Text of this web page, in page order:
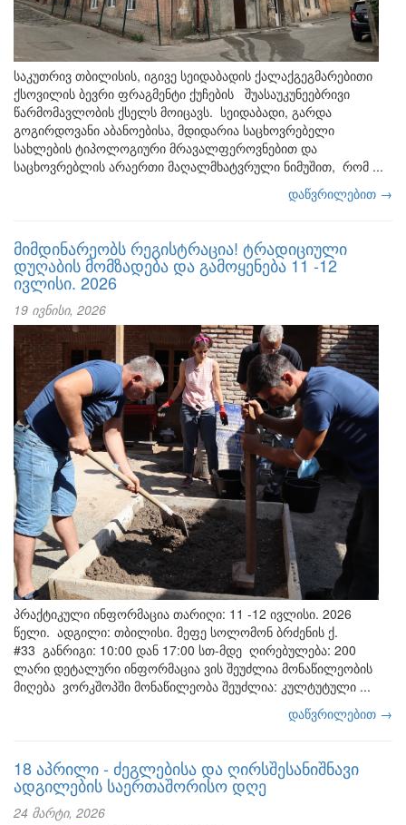
საკუთრივ თბილისის, იგივე სეიდაბადის ქალაქგეგმარებითი
ქსოვილის ბევრი ფრაგმენტი ქუჩების შუასაუკუნეებრივი
წარმომავლობის ქსელს მოიცავს. სეიდაბადი, გარდა
გოგირდოვანი აბანოებისა, მდიდარია საცხოვრებელი
სახლების ტიპოლოგიური მრავალფეროვნებით და
საცხოვრებლის არაერთი მაღალმხატვრული ნიმუშით, რომ ...
დაწვრილებით →
მიმდინარეობს რეგისტრაცია! ტრადიციული
დუღაბის მომზადება და გამოყენება 11 -12
ივლისი. 2026
19 ივნისი, 2026
პრაქტიკული ინფორმაცია თარიღი: 11 -12 ივლისი. 2026
წელი. ადგილი: თბილისი. მეფე სოლომონ ბრძენის ქ.
#33 განრიგი: 10:00 დან 17:00 სთ-მდე ღირებულება: 200
ლარი დეტალური ინფორმაცია ვის შეუძლია მონაწილეობის
მიღება ვორკშოპში მონაწილეობა შეუძლია: კულტუტული ...
დაწვრილებით →
18 აპრილი - ძეგლებისა და ღირსშესანიშნავი
ადგილების საერთაშორისო დღე
24 მარტი, 2026